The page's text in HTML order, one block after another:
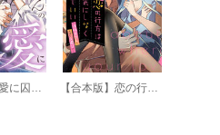
神代くんの愛に囚われる【単行本版/描き下ろし特典付き】 【合本版】恋の行方は気にしなくていい～消防士さんと危険な火遊び!?～